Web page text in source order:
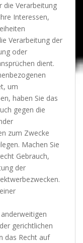
die Verarbeitung
Interessen,
Verarbeitung der
oder
dient.
um
haben Sie das
gegen die
zum Zwecke
Machen Sie
Gebrauch,
der
gerichtlichen
das Recht auf